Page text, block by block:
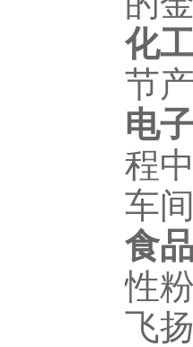
化
节
电
程
车
食
性
飞